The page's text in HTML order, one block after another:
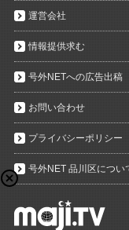
運営会社
情報提供求む
号外NETへの広告出稿
お問い合わせ
プライバシーポリシー
号外NET 品川区につい